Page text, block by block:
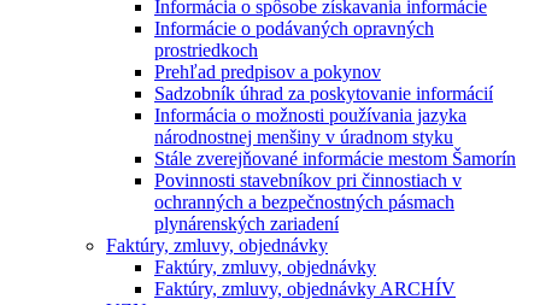
Informácia o spôsobe získavania informácie
Informácie o podávaných opravných
prostriedkoch
Prehľad predpisov a pokynov
Sadzobník úhrad za poskytovanie informácií
Informácia o možnosti používania jazyka
národnostnej menšiny v úradnom styku
Stále zverejňované informácie mestom Šamorín
Povinnosti stavebníkov pri činnostiach v
ochranných a bezpečnostných pásmach
plynárenských zariadení
Faktúry, zmluvy, objednávky
Faktúry, zmluvy, objednávky
Faktúry, zmluvy, objednávky ARCHÍV